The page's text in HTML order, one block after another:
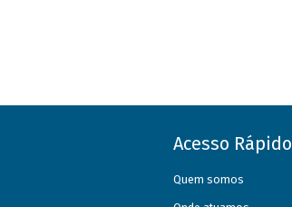
Acesso Rápido
Quem somos